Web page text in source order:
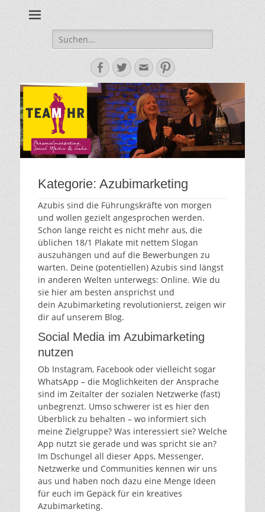
Blog
Suche
nach:
Facebook
Twitter
E-
Mail-
Adresse
Pinterest
Kategorie: Azubimarketing
Azubis sind die Führungskräfte von morgen
und wollen gezielt angesprochen werden.
Schon lange reicht es nicht mehr aus, die
üblichen 18/1 Plakate mit nettem Slogan
auszuhängen und auf die Bewerbungen zu
warten. Deine (potentiellen) Azubis sind längst
in anderen Welten unterwegs: Online. Wie du
sie hier am besten ansprichst und
dein Azubimarketing revolutionierst, zeigen wir
dir auf unserem Blog.
Social Media im Azubimarketing
nutzen
Ob Instagram, Facebook oder vielleicht sogar
WhatsApp – die Möglichkeiten der Ansprache
sind im Zeitalter der sozialen Netzwerke (fast)
unbegrenzt. Umso schwerer ist es hier den
Überblick zu behalten – wo informiert sich
meine Zielgruppe? Was interessiert sie? Welche
App nutzt sie gerade und was spricht sie an?
Im Dschungel all dieser Apps, Messenger,
Netzwerke und Communities kennen wir uns
aus und haben noch dazu eine Menge Ideen
für euch im Gepäck für ein kreatives
Azubimarketing.